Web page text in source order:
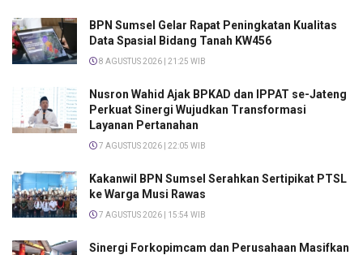
BPN Sumsel Gelar Rapat Peningkatan Kualitas
Data Spasial Bidang Tanah KW456
8 AGUSTUS 2026 | 21:25 WIB
Nusron Wahid Ajak BPKAD dan IPPAT se-Jateng
Perkuat Sinergi Wujudkan Transformasi
Layanan Pertanahan
7 AGUSTUS 2026 | 22:05 WIB
Kakanwil BPN Sumsel Serahkan Sertipikat PTSL
ke Warga Musi Rawas
7 AGUSTUS 2026 | 15:54 WIB
Sinergi Forkopimcam dan Perusahaan Masifkan